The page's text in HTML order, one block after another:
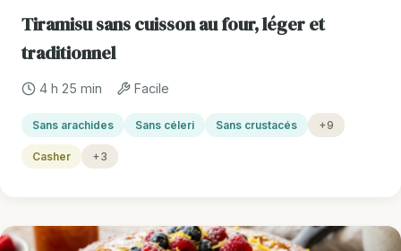
Tiramisu sans cuisson au four, léger et
traditionnel
4 h 25 min Facile
Sans arachides Sans céleri Sans crustacés +9
Casher +3